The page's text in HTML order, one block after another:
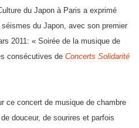
du Japon à Paris a exprimé
du Japon, avec son premier
2011: « Soirée de la musique de
consécutives de Concerts Solidarité
ce concert de musique de chambre
douceur, de sourires et parfois